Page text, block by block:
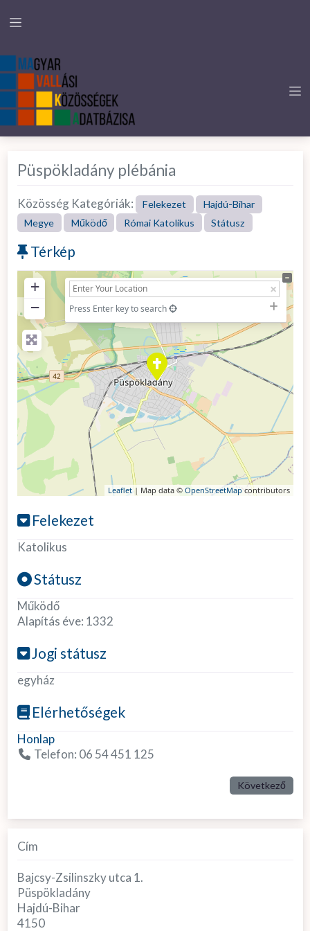
Püspökladány plébánia
Közösség Kategóriák: Felekezet
Hajdú-Bihar
Megye
Működő Római Katolikus Státusz
Térkép
+
−
Press Enter key to search
Leaflet| Map data © OpenStreetMap contributors
Felekezet
Katolikus
Státusz
Működő
Alapítás éve: 1332
Jogi státusz
egyház
Elérhetőségek
Honlap
Telefon: 06 54 451 125
Következő
Cím
Bajcsy-Zsilinszky utca 1.
Püspökladány
Hajdú-Bihar
4150